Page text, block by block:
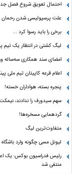
احتمال تعویق شروع فصل
علت پرسپولیسی شدن رحمان
برخی را باید رسوا کرد …
لیگ کشتی در انتظار یک تیم
امضای سند همکاری سه‌ساله
اعلام قرعه کاپیتان تیم ملی
پنجره بسته، هواداران خسته!
سهم سیدورف را ندادند،
گردهمایی مسخره‌ها!
متفاوت‌ترین لیگ
لیونل مسی چگونه وارد
رئیس فدراسیون بوکس: یک
منتفی شد